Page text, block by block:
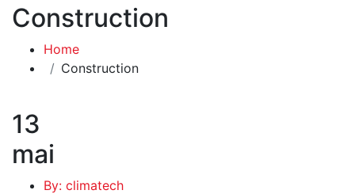
Construction
Home
Construction
13
mai
By: climatech